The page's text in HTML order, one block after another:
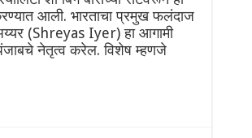
आली. भारताचा प्रमुख फलंदाज
(Shreyas Iyer) हा आगामी
नेतृत्व करेल. विशेष म्हणजे